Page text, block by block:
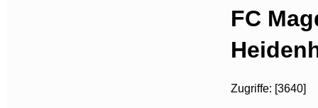
FC
Zugriffe: [3640]